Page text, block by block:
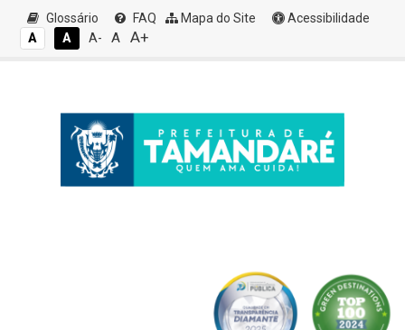
Glossário FAQ Mapa do Site
Acessibilidade
A
A A- A A+